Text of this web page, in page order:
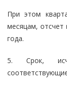
При этом
месяцам, отсчет
года.
5. Срок,